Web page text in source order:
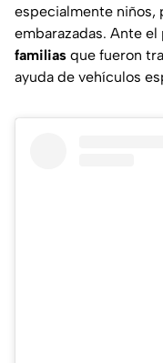
especialmente niños,
embarazadas. Ante el
familias que fueron
ayuda de vehículos